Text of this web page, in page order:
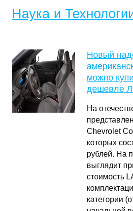
Наука и
Новый
можно
дешевле
На
Chevrolet
которых
рублей. На
выглядит
стоимость
категории